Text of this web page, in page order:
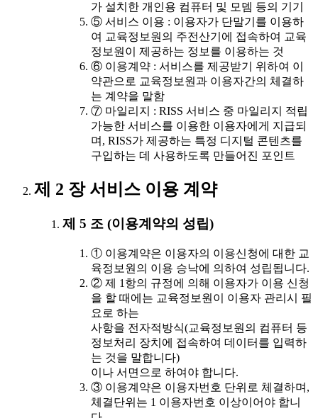
가 설치한 개인용 컴퓨터 및 모뎀 등의 기기
⑤ 서비스 이용 : 이용자가 단말기를 이용하
여 교육정보원의 주전산기에 접속하여 교육
정보원이 제공하는 정보를 이용하는 것
⑥ 이용계약 : 서비스를 제공받기 위하여 이
약관으로 교육정보원과 이용자간의 체결하
는 계약을 말함
⑦ 마일리지 : RISS 서비스 중 마일리지 적립
가능한 서비스를 이용한 이용자에게 지급되
며, RISS가 제공하는 특정 디지털 콘텐츠를
구입하는 데 사용하도록 만들어진 포인트
제 2 장 서비스 이용 계약
제 5 조 (이용계약의 성립)
① 이용계약은 이용자의 이용신청에 대한 교
육정보원의 이용 승낙에 의하여 성립됩니다.
② 제 1항의 규정에 의해 이용자가 이용 신청
을 할 때에는 교육정보원이 이용자 관리시 필
요로 하는
사항을 전자적방식(교육정보원의 컴퓨터 등
정보처리 장치에 접속하여 데이터를 입력하
는 것을 말합니다)
이나 서면으로 하여야 합니다.
③ 이용계약은 이용자번호 단위로 체결하며,
체결단위는 1 이용자번호 이상이어야 합니